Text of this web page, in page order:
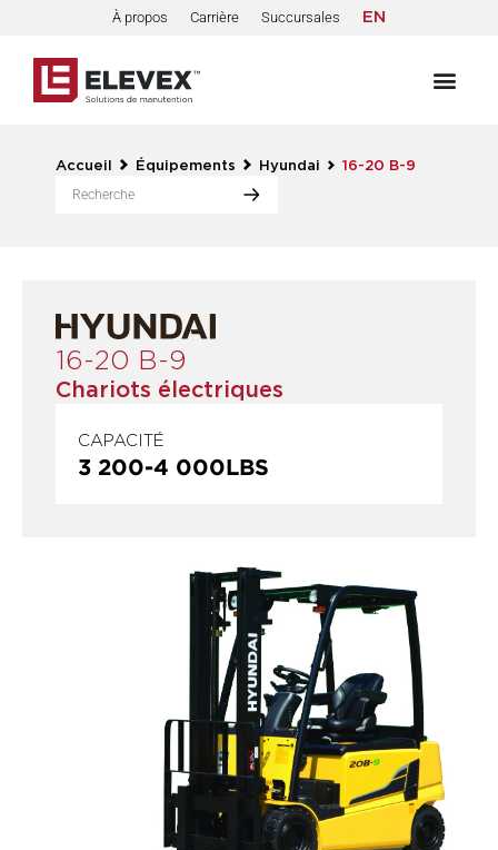
À propos Carrière Succursales EN
Accueil Équipements Hyundai 16-20 B-9
16-20 B-9
Chariots électriques
CAPACITÉ
3 200-4 000LBS